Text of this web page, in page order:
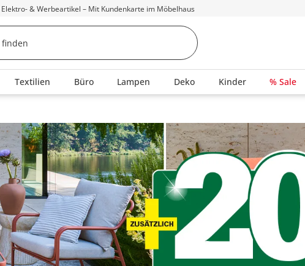
& Werbeartikel – Mit Kundenkarte im Möbelhaus
Textilien Büro Lampen Deko Kinder % Sale